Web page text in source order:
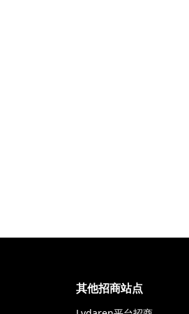
其他招商站点